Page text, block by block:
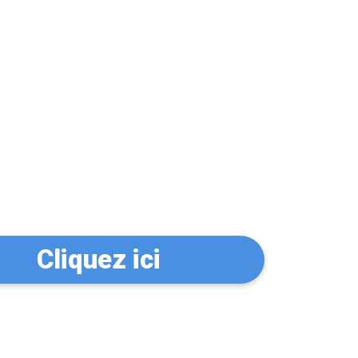
Cliquez ici